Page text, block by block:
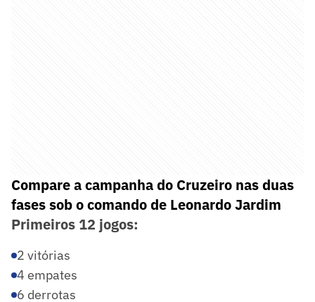
Compare a campanha do Cruzeiro nas duas
fases sob o comando de Leonardo Jardim
Primeiros 12 jogos:
2 vitórias
4 empates
6 derrotas